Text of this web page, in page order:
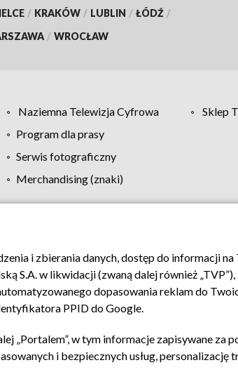
/ KRAKÓW / LUBLIN / ŁÓDŹ /
/ WROCŁAW
Naziemna Telewizja Cyfrowa
Sklep
Program dla prasy
Serwis fotograficzny
Merchandising (znaki)
Biuro reklamy Kontakt
i zbierania danych, dostęp do informacji na
S.A. w likwidacji (zwaną dalej również „TVP”),
dopasowania reklam do
PPID do Google.
„Portalem”, w tym informacje zapisywane za
i bezpiecznych usług, personalizację